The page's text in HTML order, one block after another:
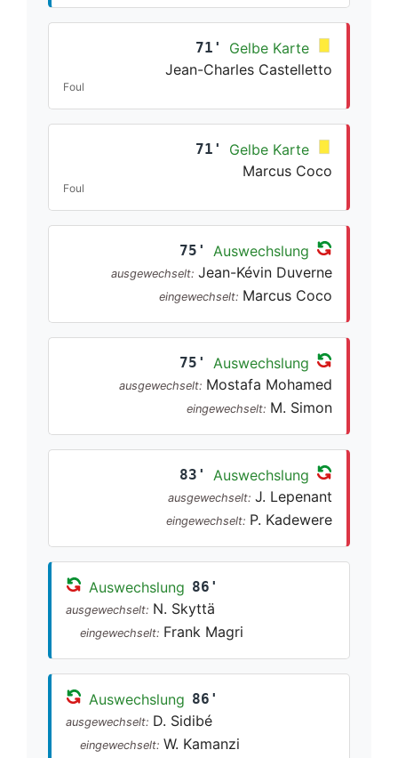
71'
Gelbe Karte
Jean-Charles Castelletto
Foul
71'
Gelbe Karte
Marcus Coco
Foul
75' Auswechslung
ausgewechselt: Jean-Kévin Duverne
eingewechselt: Marcus Coco
75' Auswechslung
ausgewechselt: Mostafa Mohamed
eingewechselt: M. Simon
83' Auswechslung
ausgewechselt: J. Lepenant
eingewechselt: P. Kadewere
Auswechslung 86'
ausgewechselt: N. Skyttä
eingewechselt: Frank Magri
Auswechslung 86'
ausgewechselt: D. Sidibé
eingewechselt: W. Kamanzi